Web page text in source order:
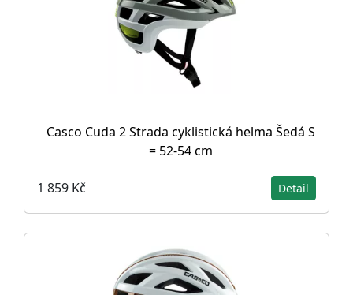
Casco Cuda 2 Strada cyklistická helma Šedá S
= 52-54 cm
1 859 Kč Detail